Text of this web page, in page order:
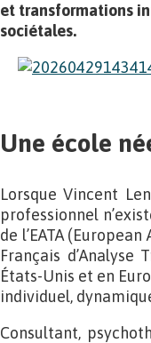
et transformations
sociétales.
Une école
Lorsque Vincent
professionnel
de l’EATA
Français d’Analyse
États-Unis et en
individuel,
Consultant,